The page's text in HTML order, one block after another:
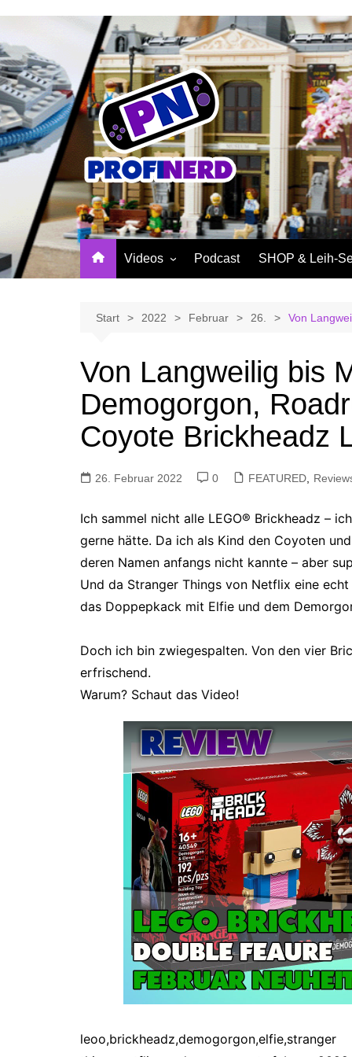
springen
Videos
Reviews
Tutorials
NerdStuff
Speedbuild
GAMEzeit
Retroecke
Building Bricks For
Happiness
Podcast SHOP & Leih-
Sinnvolle
Warenkorb
Start 2022 Februar 26. Von
Von Langweilig bis
Demogorgon,
Coyote Brickheadz
26. Februar 2022 0 FEATURED
Ich sammel nicht alle LEGO® Brickheadz –
gerne hätte. Da ich als Kind den Coyoten
deren Namen anfangs nicht kannte – aber
Und da Stranger Things von Netflix eine
das Doppepkack mit Elfie und dem
Doch ich bin zwiegespalten. Von den vier
erfrischend.
Warum? Schaut das Video!
leoo,brickheadz,demogorgon,elfie,stranger